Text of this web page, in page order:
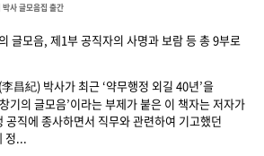
박사 글모음집 출간
글모음, 제1부 공직자의 사명과 보람 등 총 9부로
昌紀) 박사가 최근 ‘약무행정 외길 40년’을
기의 글모음’이라는 부제가 붙은 이 책자는 저자가
공직에 종사하면서 직무와 관련하여 기고했던
정...